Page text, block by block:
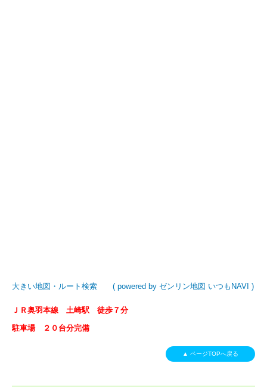
大きい地図・ルート検索 ( powered by ゼンリン地図 いつもNAVI )
ＪＲ奥羽本線 土崎駅 徒歩７分
駐車場 ２０台分完備
▲ ページTOPへ戻る